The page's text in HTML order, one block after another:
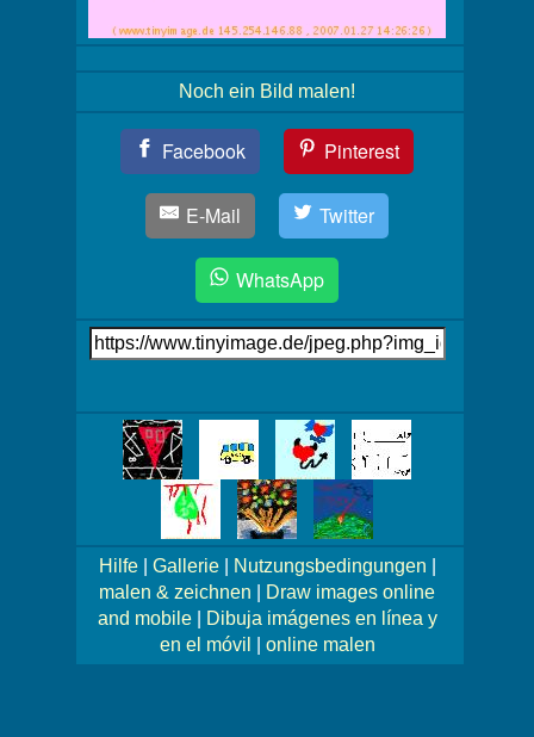
Noch ein Bild malen!
Facebook Pinterest
E-Mail Twitter
WhatsApp
Link
auf's
Mehr
Bilder!
Hilfe| Gallerie| Nutzungsbedingungen
malen & zeichnen
Draw images online
and mobile|
Dibuja imágenes en línea y
en el móvil
online malen